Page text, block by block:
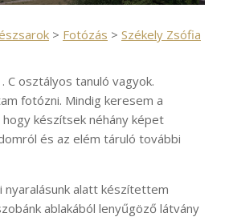
> Fotózás > Székely Zsófia
C osztályos tanuló vagyok.
fotózni. Mindig keresem a
készítsek néhány képet
és az elém táruló további
nyaralásunk alatt készítettem
ablakából lenyűgöző látvány